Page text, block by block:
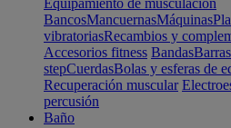
Equipamiento de musculación
BancosMancuernasMáquinas
vibratoriasRecambios y
Accesorios fitness BandasBarras
stepCuerdasBolas y esferas de
Recuperación muscular
percusión
Baño